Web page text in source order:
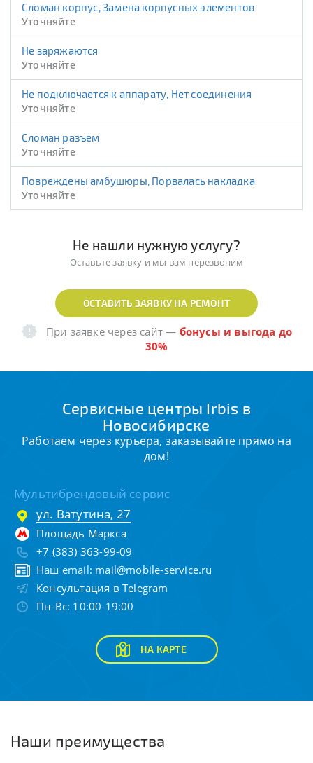
Сломан корпус, Замена корпусных элементов
Уточняйте
Не заряжаются
Уточняйте
Не подключается к аппарату, Нет соединения
Уточняйте
Сломан разъем
Уточняйте
Повреждены амбушюры, Порвалась накладка
Уточняйте
Не нашли нужную услугу?
Оставьте заявку и мы вам перезвоним
ОСТАВИТЬ ЗАЯВКУ НА РЕМОНТ
При заявке через сайт— бонусы и выгода до
30%
Сервисные центры Irbis в
Новосибирске
Работаем через курьера, заказывайте прямо на
дом!
Мультибрендовый сервис
ул. Ватутина, 27
Площадь Маркса
+7 (383) 363-99-09
Наш email: mail@mobile-service.ru
Консультация в Telegram
Пн-Вс: 10:00-19:00
НА КАРТЕ
Наши преимущества